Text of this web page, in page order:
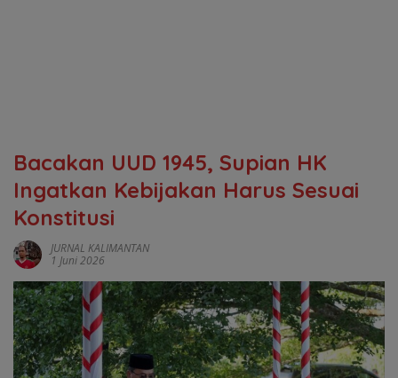
‎Bacakan UUD 1945, Supian HK
Ingatkan Kebijakan Harus Sesuai
Konstitusi
JURNAL KALIMANTAN
1 Juni 2026